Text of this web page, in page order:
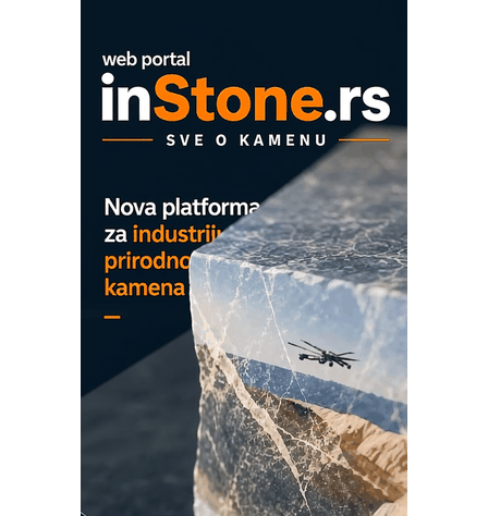
OBO sistemi mrežastih nosača kablova
Proizvodnja iC7 Hybrid 1500 VDC
mrežnog pretvarača sa tečnim
hlađenjem